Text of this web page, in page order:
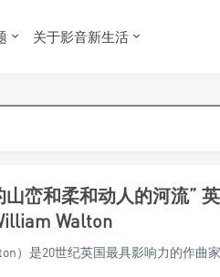
关于影音新生活
峦和柔和动人的河流”
Walton
）是20世纪英国最具影响力的作曲家